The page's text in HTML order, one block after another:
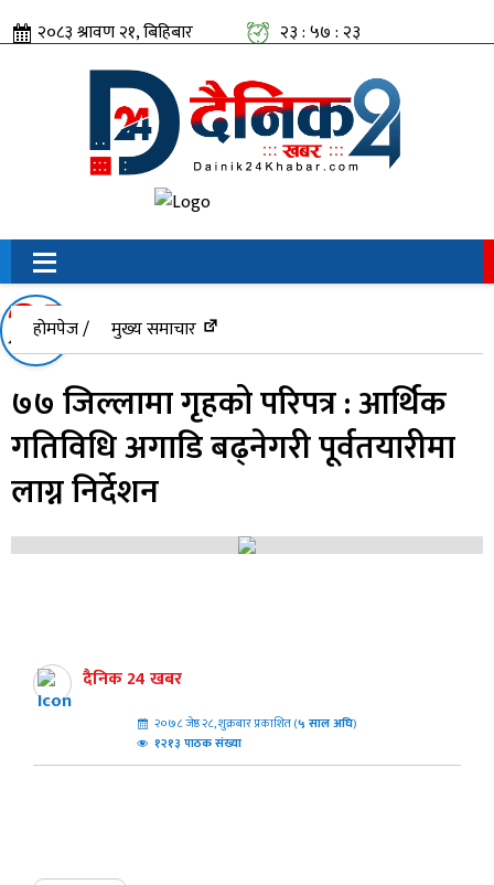
२०८३ श्रावण २१, बिहिबार
२३ : ५७ : २३
सामाजिक संजालतिर:
होमपेज / मुख्य समाचार
७७ जिल्लामा गृहको परिपत्र : आर्थिक
गतिविधि अगाडि बढ्नेगरी पूर्वतयारीमा
लाग्न निर्देशन
दैनिक 24 खबर
२०७८ जेष्ठ २८, शुक्रबार प्रकाशित (५ साल अघि)
१२१३ पाठक संख्या